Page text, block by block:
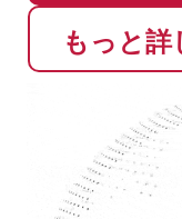
もっと